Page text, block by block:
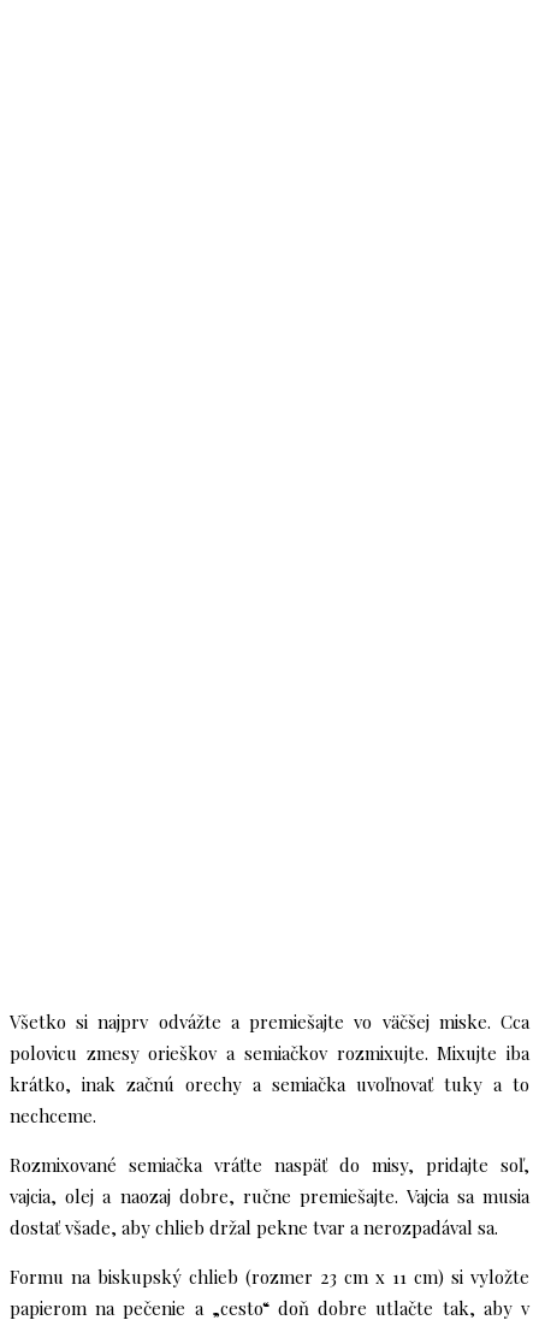
Všetko si najprv odvážte a premiešajte vo väčšej miske. Cca
polovicu zmesy orieškov a semiačkov rozmixujte. Mixujte iba
krátko, inak začnú orechy a semiačka uvoľnovať tuky a to
nechceme.
Rozmixované semiačka vráťte naspäť do misy, pridajte soľ,
vajcia, olej a naozaj dobre, ručne premiešajte. Vajcia sa musia
dostať všade, aby chlieb držal pekne tvar a nerozpadával sa.
Formu na biskupský chlieb (rozmer 23 cm x 11 cm) si vyložte
papierom na pečenie a „cesto“ doň dobre utlačte tak, aby v